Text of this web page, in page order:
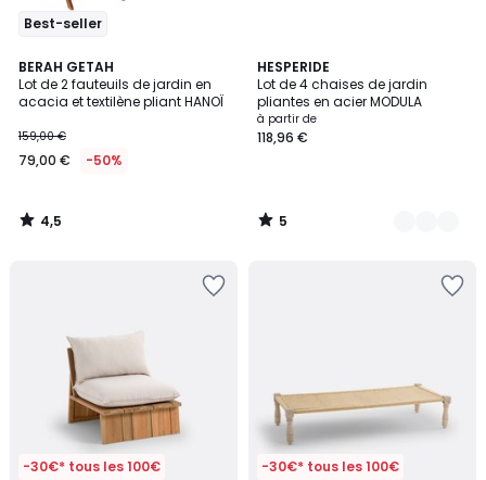
Best-seller
BERAH GETAH
Lot de 2 fauteuils de jardin en
acacia et textilène pliant HANOÏ
159,00 €
79,00 € -50%
4,5
/ 5
4,5
/
HESPERIDE
Lot de 4 chaises de jardin
pliantes en acier MODULA
à partir de
118,96 €
5
/
5
11
Couleurs
5
/
-30€* tous les 100€ -30€* tous les 100€